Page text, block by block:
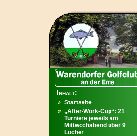
Inhalt:
Startseite
„After-Work-Cup“: 21
Turniere jeweils am
Mittwochabend über 9
Löcher